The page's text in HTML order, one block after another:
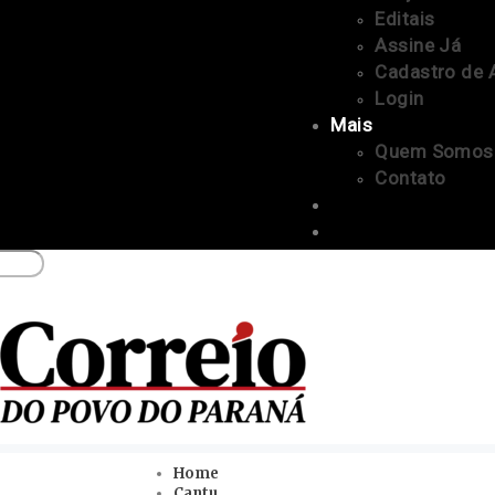
Editais
Assine Já
Cadastro de
Login
Mais
Quem Somos
Contato
Home